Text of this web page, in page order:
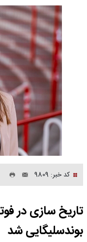
کد خبر: 9809
تاریخ سازی در
بوندسلیگایی شد